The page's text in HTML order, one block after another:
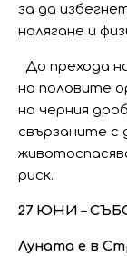
за да
налягане и
До прехода
на половите
на черния
свързаните с
риск.
27 ЮНИ –
Луната е в